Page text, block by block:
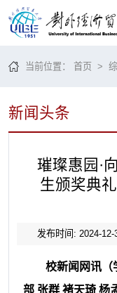
当前位置：首页 >
新闻头条
璀璨惠园·
生颁奖典
发布时间: 2024-12-
校新闻网讯（
部 张群 褚天琦 杨